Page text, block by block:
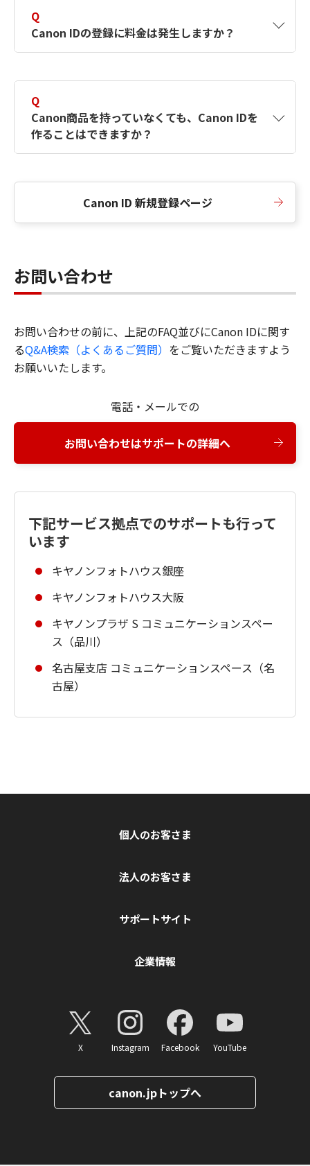
択したサービスから取得します。アカウントを
簡単に作成できるように、この情報を使用して
Canon IDの登録フォームを入力します。
Q
Canon IDの登録に料金は発生しますか？
Q
Canon商品を持っていなくても、Canon IDを
作ることはできますか？
Canon ID 新規登録ページ
お問い合わせ
お問い合わせの前に、上記のFAQ並びにCanon IDに関す
るQ&A検索（よくあるご質問） をご覧いただきますよう
お願いいたします。
電話・メールでの
お問い合わせはサポートの詳細へ
下記サービス拠点でのサポートも行って
います
キヤノンフォトハウス銀座
キヤノンフォトハウス大阪
キヤノンプラザ S コミュニケーションスペー
ス（品川）
名古屋支店 コミュニケーションスペース（名
古屋）
個人のお客さま
法人のお客さま
サポートサイト
企業情報
X Instagram Facebook YouTube
canon.jpトップへ